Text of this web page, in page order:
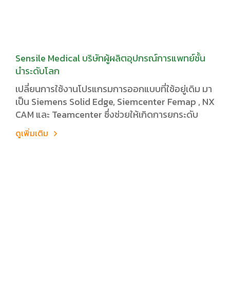
Sensile Medical บริษัทผู้ผลิตอุปกรณ์การแพทย์ชั้น
นำระดับโลก
เปลี่ยนการใช้งานโปรแกรมการออกแบบที่ใช้อยู่เดิม มา
เป็น Siemens Solid Edge, Siemcenter Femap , NX
CAM และ Teamcenter ซึ่งช่วยให้เกิดการยกระดับ
ดูเพิ่มเติม